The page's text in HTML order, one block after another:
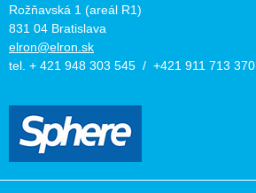
Rožňavská 1 (areál R1)
831 04 Bratislava
elron@elron.sk
tel. + 421 948 303 545 / +421 911 713 370